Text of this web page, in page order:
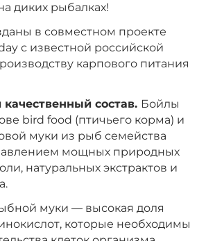
‍899‍ ₽‍1 058‍₽ +
−
‍899‍ ₽‍1 058‍₽ +
−
Ананас
диких рыбалках!
в совместном проекте
с известной российской
карпового питания
состав. Бойлы
bird food (птичьего корма) и
муки из рыб семейства
мощных природных
натуральных экстрактов и
муки — высокая доля
которые необходимы